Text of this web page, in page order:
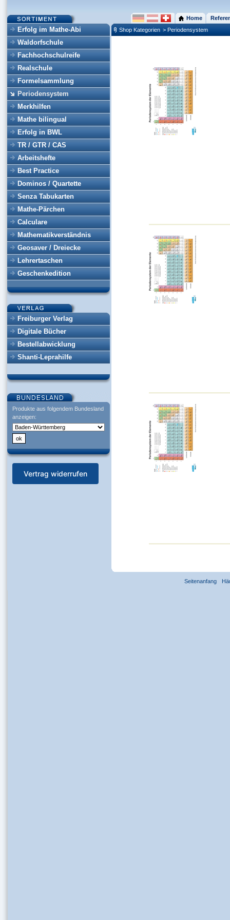
Erfolg im Mathe-Abi
Waldorfschule
Fachhochschulreife
Realschule
Formelsammlung
Periodensystem
Merkhilfen
Mathe bilingual
Erfolg in BWL
TR / GTR / CAS
Arbeitshefte
Best Practice
Dominos / Quartette
Senza Tabukarten
Mathe-Pärchen
Calculare
Mathematikverständnis
Geosaver / Dreiecke
Lehrertaschen
Geschenkedition
Freiburger Verlag
Digitale Bücher
Bestellabwicklung
Shanti-Leprahilfe
Produkte aus folgendem Bundesland
anzeigen:
Vertrag widerrufen
Home
Shop Kategorien > Periodensystem
Seitenanfang